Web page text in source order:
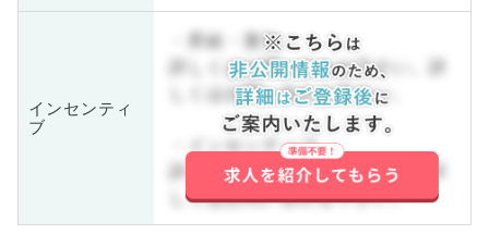
インセンティ
ブ
・昇給・賞与
詳しくはお問い合わせ下さい。詳
しくはお問い合わせ下さい。
・インセンティブ
詳しくはお問い合わせ下さい。詳
しくはお問い合わせ下さい。